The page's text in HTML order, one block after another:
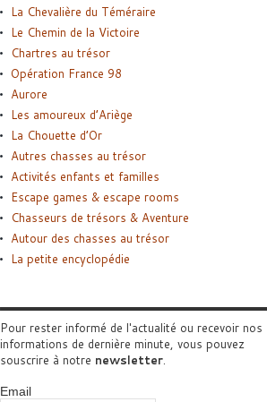
La Chevalière du Téméraire
Le Chemin de la Victoire
Chartres au trésor
Opération France 98
Aurore
Les amoureux d’Ariège
La Chouette d’Or
Autres chasses au trésor
Activités enfants et familles
Escape games & escape rooms
Chasseurs de trésors & Aventure
Autour des chasses au trésor
La petite encyclopédie
Pour rester informé de l'actualité ou recevoir nos
informations de dernière minute, vous pouvez
souscrire à notre newsletter.
Email